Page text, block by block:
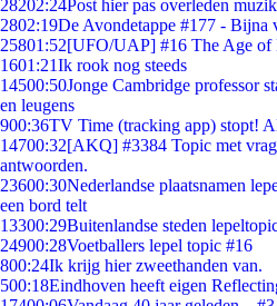
28202:24Post hier pas overleden
2802:19De Avondetappe #177 - Bijna
25801:52[UFO/UAP] #16 The Age of
1601:21Ik rook nog steeds
14500:50Jonge Cambridge professor
en leugens
900:36TV Time (tracking app) stopt!
14700:32[AKQ] #3384 Topic met
antwoorden.
23600:30Nederlandse plaatsnamen
een bord telt
13300:29Buitenlandse steden
24900:28Voetballers lepel topic #16
800:24Ik krijg hier zweethanden van.
500:18Eindhoven heeft eigen